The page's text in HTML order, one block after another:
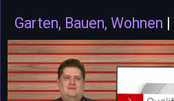
Garten, Bauen, Wohnen |